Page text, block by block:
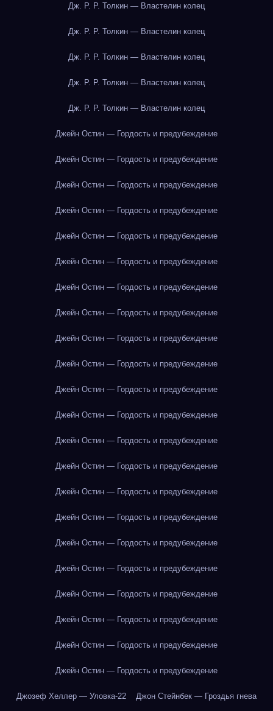
Дж. Р. Р. Толкин — Властелин колец
Дж. Р. Р. Толкин — Властелин колец
Дж. Р. Р. Толкин — Властелин колец
Дж. Р. Р. Толкин — Властелин колец
Дж. Р. Р. Толкин — Властелин колец
Джейн Остин — Гордость и предубеждение
Джейн Остин — Гордость и предубеждение
Джейн Остин — Гордость и предубеждение
Джейн Остин — Гордость и предубеждение
Джейн Остин — Гордость и предубеждение
Джейн Остин — Гордость и предубеждение
Джейн Остин — Гордость и предубеждение
Джейн Остин — Гордость и предубеждение
Джейн Остин — Гордость и предубеждение
Джейн Остин — Гордость и предубеждение
Джейн Остин — Гордость и предубеждение
Джейн Остин — Гордость и предубеждение
Джейн Остин — Гордость и предубеждение
Джейн Остин — Гордость и предубеждение
Джейн Остин — Гордость и предубеждение
Джейн Остин — Гордость и предубеждение
Джейн Остин — Гордость и предубеждение
Джейн Остин — Гордость и предубеждение
Джейн Остин — Гордость и предубеждение
Джейн Остин — Гордость и предубеждение
Джейн Остин — Гордость и предубеждение
Джейн Остин — Гордость и предубеждение
Джозеф Хеллер — Уловка-22 Джон Стейнбек — Гроздья гнева